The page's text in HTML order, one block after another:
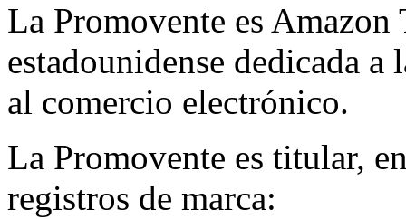
La Promovente es
estadounidense dedicada
al comercio electrónico.
La Promovente es titular,
registros de marca: